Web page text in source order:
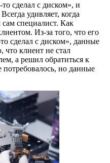
сделал с диском», и
удивляет, когда
специалист. Как
Из-за того, что его
сделал с диском», данные
что клиент не стал
а решил обратиться к
но данные